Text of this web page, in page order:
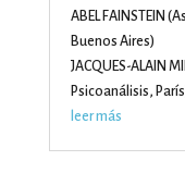
ABEL FAINSTEIN
Buenos Aires)
JACQUES-ALAIN
Psicoanálisis,
leer más